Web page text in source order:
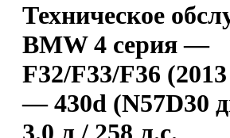
Техническое
BMW 4 серия —
F32/F33/F36
— 430d (N57D30